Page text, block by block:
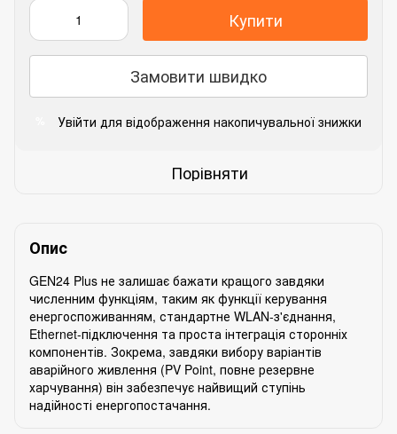
Купити
Замовити швидко
Увійти для відображення накопичувальної знижки
Порівняти
Опис
GEN24 Plus не залишає бажати кращого завдяки
численним функціям, таким як функції керування
енергоспоживанням, стандартне WLAN-з'єднання,
Ethernet-підключення та проста інтеграція сторонніх
компонентів. Зокрема, завдяки вибору варіантів
аварійного живлення (PV Point, повне резервне
харчування) він забезпечує найвищий ступінь
надійності енергопостачання.